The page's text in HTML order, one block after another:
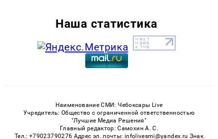
Наша статистика
Наименование СМИ: Чебоксары Live
Учредитель: Общество с ограниченной ответственностью
"Лучшие Медиа Решения"
Главный редактор: Самохин А. С.
Тел.: +79023790276 Адрес эл. почты: infolivesmi@yandex.ru Знак